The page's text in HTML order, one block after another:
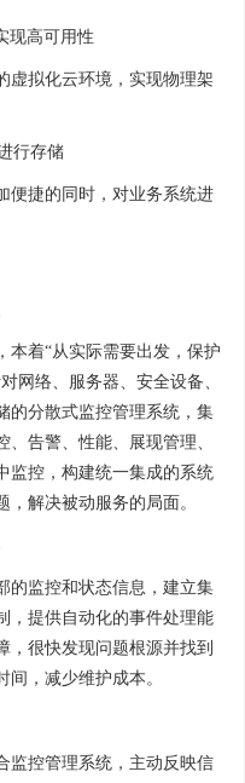
现高可用性
虚拟化云环境，实现物理架
行存储
便捷的同时，对业务系统进
本着“从实际需要出发，保护
网络、服务器、安全设备、
的分散式监控管理系统，集
告警、性能、展现管理、
监控，构建统一集成的系统
解决被动服务的局面。
的监控和状态信息，建立集
，提供自动化的事件处理能
，很快发现问题根源并找到
，减少维护成本。
监控管理系统，主动反映信